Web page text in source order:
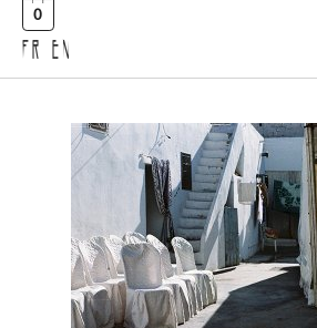
0
FR EN